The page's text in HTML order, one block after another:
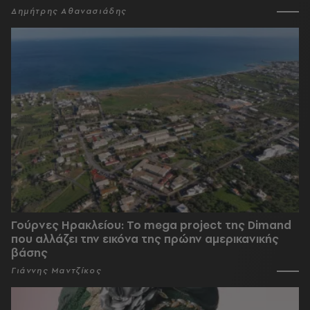
Δημήτρης Αθανασιάδης
Γούρνες Ηρακλείου: To mega project της Dimand
που αλλάζει την εικόνα της πρώην αμερικανικής
βάσης
Γιάννης Μαντζίκος